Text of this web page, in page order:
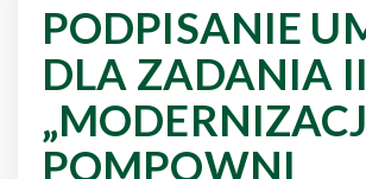
PODPISANIE
DLA ZADANIA
POMPOWNI